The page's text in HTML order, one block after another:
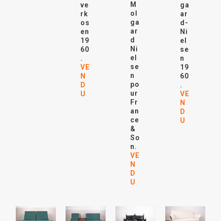
ve
rk
os
en
19
60
.
VE
N
D
U
M
ol
ga
ar
d
Ni
el
se
n
po
ur
Fr
an
ce
&
So
n.
VE
N
D
U
ga
ar
d-
Ni
el
se
n
19
60
.
VE
N
D
U